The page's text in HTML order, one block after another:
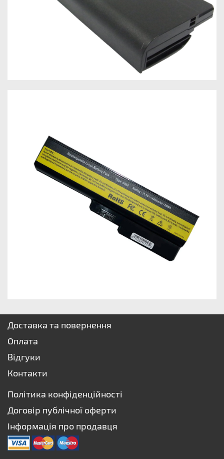
Доставка та повернення
Оплата
Відгуки
Контакти
Політика конфіденційності
Договір публічної оферти
Інформація про продавця